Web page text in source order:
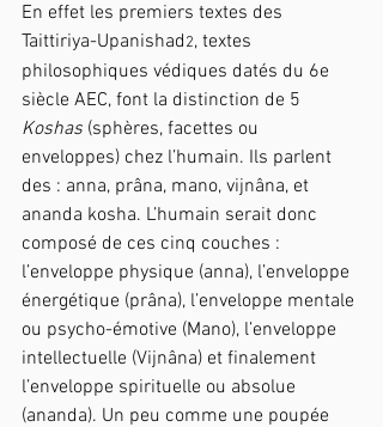
En effet les premiers textes des
Taittiriya-Upanishad2, textes
philosophiques védiques datés du 6e
siècle AEC, font la distinction de 5
Koshas (sphères, facettes ou
enveloppes) chez l’humain. Ils parlent
des : anna, prâna, mano, vijnâna, et
ananda kosha. L’humain serait donc
composé de ces cinq couches :
l’enveloppe physique (anna), l’enveloppe
énergétique (prâna), l’enveloppe mentale
ou psycho-émotive (Mano), l’enveloppe
intellectuelle (Vijnâna) et finalement
l’enveloppe spirituelle ou absolue
(ananda). Un peu comme une poupée